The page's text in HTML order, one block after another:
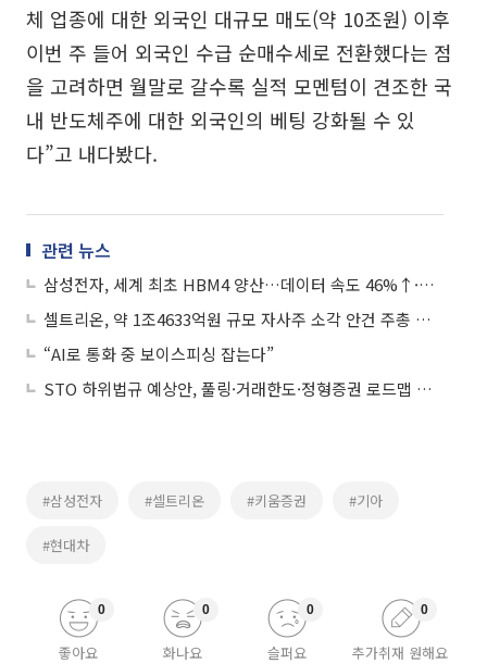
체 업종에 대한 외국인 대규모 매도(약 10조원) 이후
이번 주 들어 외국인 수급 순매수세로 전환했다는 점
을 고려하면 월말로 갈수록 실적 모멘텀이 견조한 국
내 반도체주에 대한 외국인의 베팅 강화될 수 있
다”고 내다봤다.
관련 뉴스
삼성전자, 세계 최초 HBM4 양산…데이터 속도 46%↑·매출 3배 도전
셀트리온, 약 1조4633억원 규모 자사주 소각 안건 주총 상정
“AI로 통화 중 보이스피싱 잡는다”
STO 하위법규 예상안, 풀링·거래한도·정형증권 로드맵 제시
#삼성전자 #셀트리온 #키움증권 #기아
#현대차
좋아요
0
화나요
0
슬퍼요
0
추가취재 원해요
0